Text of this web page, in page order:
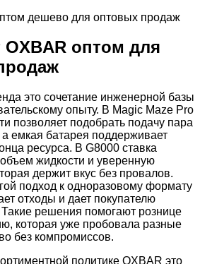
оптом для
это сочетание инженерной базы
опыту. В Magic Maze Pro
позволяет подобрать подачу пара
емкая батарея поддерживает
ресурса. В G8000 ставка
жидкости и уверенную
держит вкус без провалов.
подход к одноразовому формату
отходы и дает покупателю
решения помогают рознице
которая уже пробовала разные
без компромиссов.
политике OXBAR это